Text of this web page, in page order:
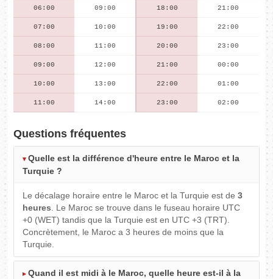
06:00 09:00 18:00 21:00
07:00 10:00 19:00 22:00
08:00 11:00 20:00 23:00
09:00 12:00 21:00 00:00
10:00 13:00 22:00 01:00
11:00 14:00 23:00 02:00
Questions fréquentes
Quelle est la différence d'heure entre le Maroc et la
Turquie ?
Le décalage horaire entre le Maroc et la Turquie est de3
heures. Le Maroc se trouve dans le fuseau horaire UTC
+0 (WET) tandis que la Turquie est en UTC +3 (TRT).
Concrètement, le Maroc a 3 heures de moins que la
Turquie.
Quand il est midi à le Maroc, quelle heure est-il à la